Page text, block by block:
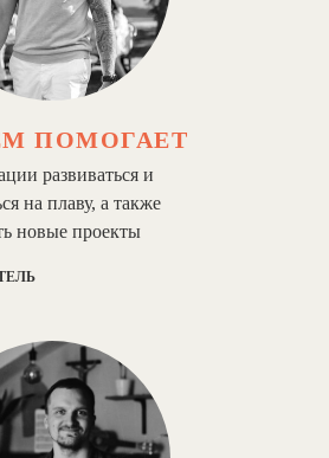
ПОМОГАЕТ
развиваться и
на плаву, а также
новые проекты